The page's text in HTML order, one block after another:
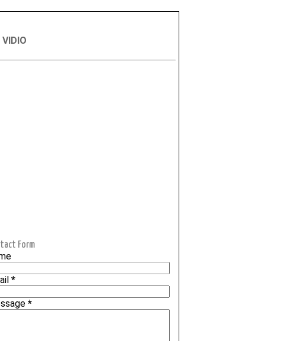
VIDIO
Form
*
*